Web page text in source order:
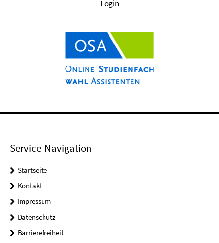
Service-Navigation
Startseite
Kontakt
Impressum
Datenschutz
Barrierefreiheit